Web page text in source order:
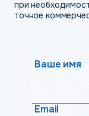
при
точное
Ваше имя
Email